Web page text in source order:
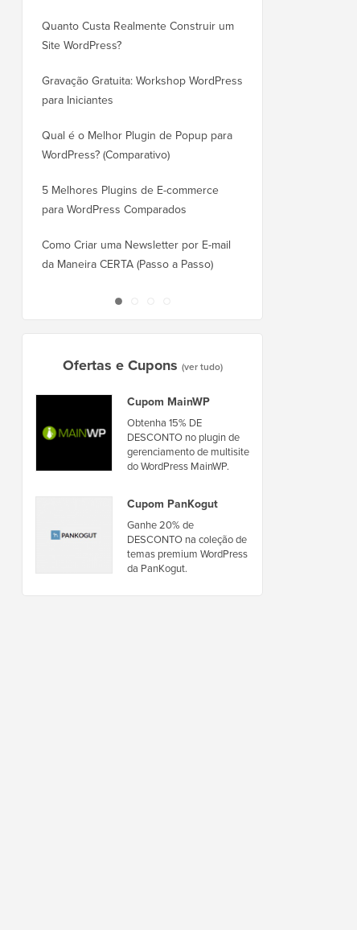
Quanto Custa Realmente Construir um
Site WordPress?
Gravação Gratuita: Workshop WordPress
para Iniciantes
Qual é o Melhor Plugin de Popup para
WordPress? (Comparativo)
5 Melhores Plugins de E-commerce
para WordPress Comparados
Como Criar uma Newsletter por E-mail
da Maneira CERTA (Passo a Passo)
Ofertas e Cupons (ver tudo)
Cupom MainWP
Obtenha 15% DE
DESCONTO no plugin de
gerenciamento de multisite
do WordPress MainWP.
Cupom PanKogut
Ganhe 20% de
DESCONTO na coleção de
temas premium WordPress
da PanKogut.